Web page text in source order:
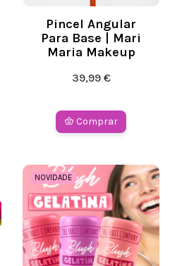
Pincel Angular
Para Base | Mari
Maria Makeup
39,99 €
Comprar
NOVIDADE